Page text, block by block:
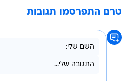
טרם התפרסמו תגובות